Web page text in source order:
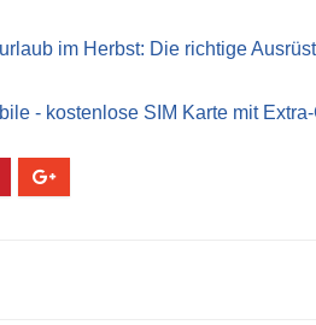
im Herbst: Die richtige
- kostenlose SIM Karte mit